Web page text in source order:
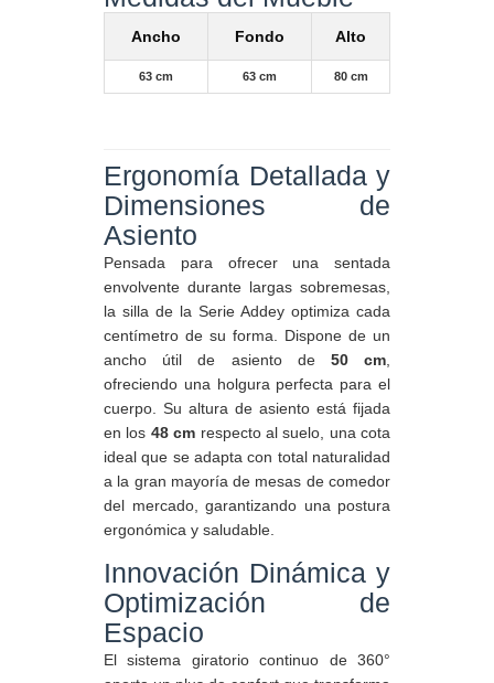
Ancho Fondo Alto
63 cm 63 cm 80 cm
Ergonomía Detallada y
Dimensiones de
Asiento
Pensada para ofrecer una sentada
envolvente durante largas sobremesas,
la silla de la Serie Addey optimiza cada
centímetro de su forma. Dispone de un
ancho útil de asiento de 50 cm,
ofreciendo una holgura perfecta para el
cuerpo. Su altura de asiento está fijada
en los 48 cm respecto al suelo, una cota
ideal que se adapta con total naturalidad
a la gran mayoría de mesas de comedor
del mercado, garantizando una postura
ergonómica y saludable.
Innovación Dinámica y
Optimización de
Espacio
El sistema giratorio continuo de 360°